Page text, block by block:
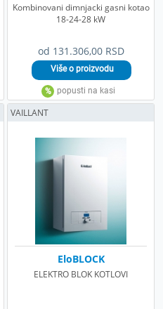
od 131.306,00 RSD
Kombinovani dimnjacki gasni kotao
18-24-28 kW
EloBLOCK
ELEKTRO BLOK KOTLOVI
VAILLANT